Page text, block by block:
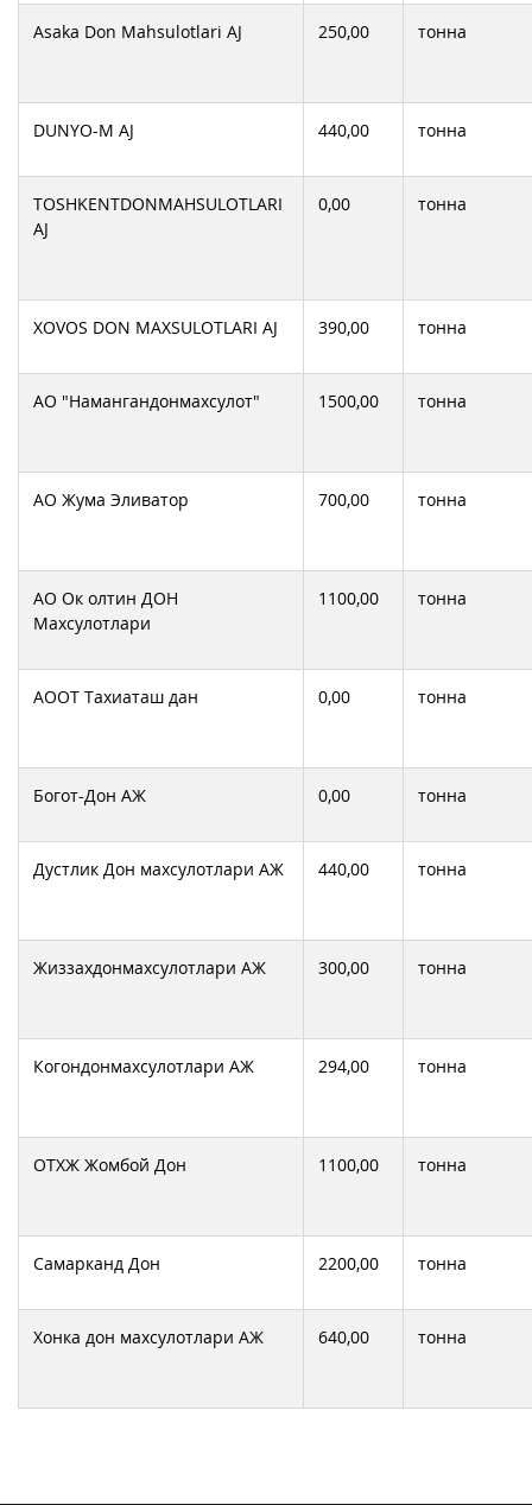
Asaka Don Mahsulotlari AJ 250,00 тонна
DUNYO-M AJ 440,00 тонна
TOSHKENTDONMAHSULOTLARI
AJ
0,00 тонна
XOVOS DON MAXSULOTLARI AJ 390,00 тонна
АО "Намангандонмахсулот" 1500,00 тонна
АО Жума Эливатор 700,00 тонна
АО Ок олтин ДОН
Махсулотлари
1100,00 тонна
АООТ Тахиаташ дан 0,00 тонна
Богот-Дон АЖ 0,00 тонна
Дустлик Дон махсулотлари АЖ 440,00 тонна
Жиззахдонмахсулотлари АЖ 300,00 тонна
Когондонмахсулотлари АЖ 294,00 тонна
ОТХЖ Жомбой Дон 1100,00 тонна
Самарканд Дон 2200,00 тонна
Хонка дон махсулотлари АЖ 640,00 тонна